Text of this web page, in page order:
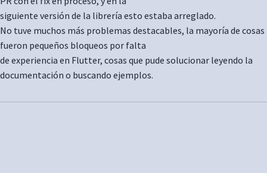
siguiente versión de la librería esto estaba arreglado.
No tuve muchos más problemas destacables, la mayoría de cosas
fueron pequeños bloqueos por falta
de experiencia en Flutter, cosas que pude solucionar leyendo la
documentación o buscando ejemplos.